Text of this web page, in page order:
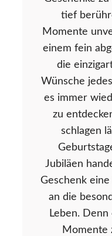
tief
Momente
einem fein
die
Wünsche
es immer
zu
schlagen
Jubiläen
Geschenk
an die
Leben. Denn
Momente